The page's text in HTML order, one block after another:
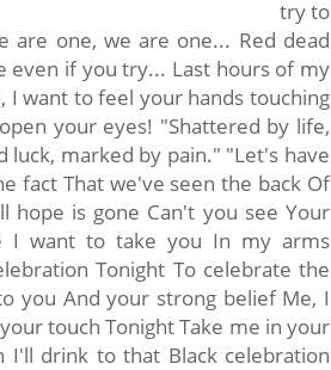
try to
one, we are one... Red dead
even if you try... Last hours of my
I want to feel your hands touching
your eyes! "Shattered by life,
luck, marked by pain." "Let's have
fact That we've seen the back Of
hope is gone Can't you see Your
I want to take you In my arms
Tonight To celebrate the
you And your strong belief Me, I
touch Tonight Take me in your
I'll drink to that Black celebration